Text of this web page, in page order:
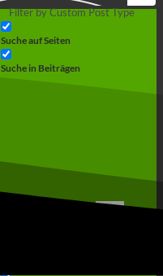
Filter by Custom Post Type
Suche auf Seiten
Suche in Beiträgen